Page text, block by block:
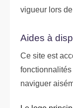
vigueur lors
Aides à
Ce site est
naviguer